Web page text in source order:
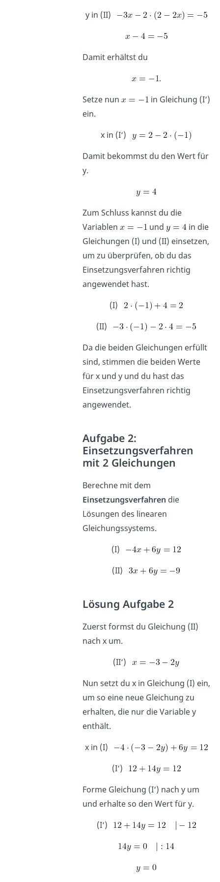
y in (II)
Damit erhältst du
.
Setze nun
in Gleichung (I‘)
ein.
x in (I‘)
Damit bekommst du den Wert für
y.
Zum Schluss kannst du die
Variablen
und
in die
Gleichungen (I) und (II) einsetzen,
um zu überprüfen, ob du das
Einsetzungsverfahren richtig
angewendet hast.
(I)
(II)
Da die beiden Gleichungen erfüllt
sind, stimmen die beiden Werte
für x und y und du hast das
Einsetzungsverfahren richtig
angewendet.
Aufgabe 2:
Einsetzungsverfahren
mit 2 Gleichungen
Berechne mit dem
Einsetzungsverfahren die
Lösungen des linearen
Gleichungssystems.
(I)
(II)
Lösung Aufgabe 2
Zuerst formst du Gleichung (II)
nach x um.
(II‘)
Nun setzt du x in Gleichung (I) ein,
um so eine neue Gleichung zu
erhalten, die nur die Variable y
enthält.
x in (I)
(I‘)
Forme Gleichung (I‘) nach y um
und erhalte so den Wert für y.
(I‘)